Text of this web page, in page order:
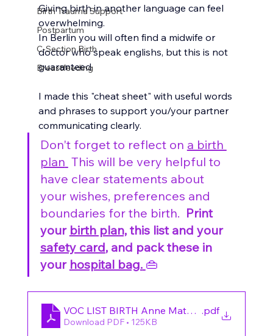
Birth Trauma Support
Postpartum
C-Section Birth
Breastfeeding
Giving birth in another language can feel
overwhelming.
In Berlin you will often find a midwife or
doctor who speak englishs, but this is not
guaranteed.
I made this "cheat sheet" with useful words
and phrases to support you/your partner
communicating clearly.
Don't forget to reflect on a birth
plan This will be very helpful to
have clear statements about
your wishes, preferences and
boundaries for the birth.
  Print
your birth plan, this list and your
safety card, and pack these in
your hospital bag. 👜
VOC LIST BIRTH Anne Matei (3)
.pdf
Download PDF • 125KB